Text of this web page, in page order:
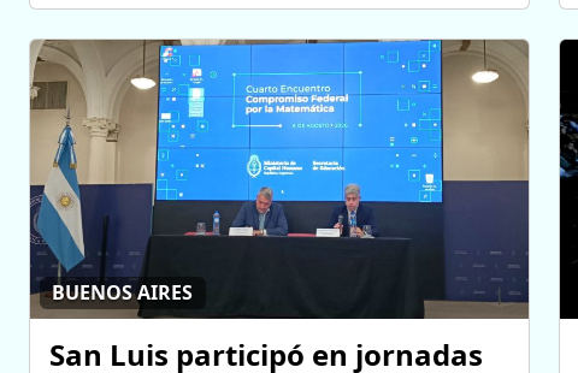
BUENOS AIRES
San Luis participó en jornadas